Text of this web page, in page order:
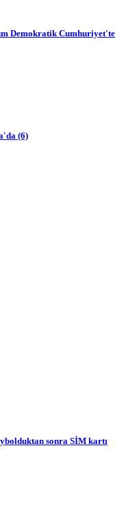
Demokratik Cumhuriyet'te
(6)
sonra SİM kartı